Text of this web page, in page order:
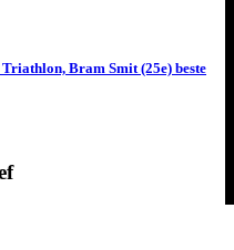
Bram Smit (25e) beste